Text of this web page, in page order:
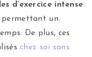
d’exercice intense
permettant un
De plus, ces
chez soi sans